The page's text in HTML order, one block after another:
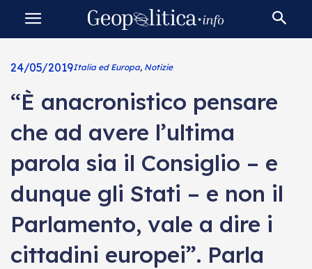
24/05/2019Italia ed Europa, Notizie
“È anacronistico pensare
che ad avere l’ultima
parola sia il Consiglio – e
dunque gli Stati – e non il
Parlamento, vale a dire i
cittadini europei”. Parla